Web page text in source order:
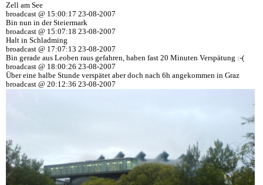
Zell am See
broadcast @ 15:00:17 23-08-2007
Bin nun in der Steiermark
broadcast @ 15:07:18 23-08-2007
Halt in Schladming
broadcast @ 17:07:13 23-08-2007
Bin gerade aus Leoben raus gefahren, haben fast 20 Minuten Verspätung :-(
broadcast @ 18:00:26 23-08-2007
Über eine halbe Stunde verspätet aber doch nach 6h angekommen in Graz
broadcast @ 20:12:36 23-08-2007